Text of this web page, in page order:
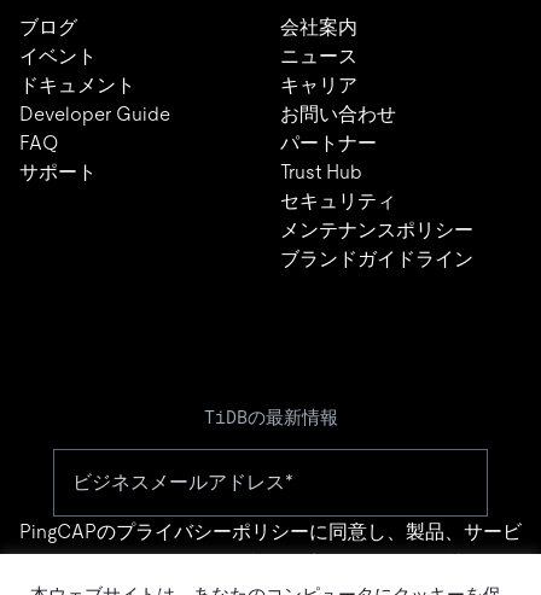
ブログ
イベント
ドキュメント
Developer Guide
FAQ
サポート
会社案内
ニュース
キャリア
お問い合わせ
パートナー
Trust Hub
セキュリティ
メンテナンスポリシー
ブランドガイドライン
TiDBの最新情報
PingCAPのプライバシーポリシーに同意し、製品、サービ